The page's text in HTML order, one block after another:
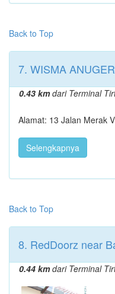
Back to Top
7. WISMA
0.43 kmdari Terminal
Alamat: 13 Jalan Merak
Selengkapnya
Back to Top
8. RedDoorz near
0.44 kmdari Terminal